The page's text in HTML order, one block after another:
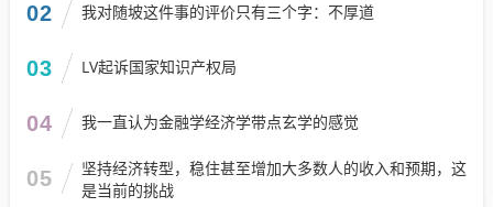
02 我对随坡这件事的评价只有三个字：不厚道
03 LV起诉国家知识产权局
04 我一直认为金融学经济学带点玄学的感觉
05
坚持经济转型，稳住甚至增加大多数人的收入和预期，这
是当前的挑战